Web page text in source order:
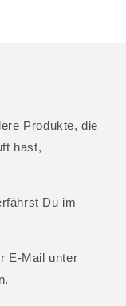
Produkte, die
hast,
Du im
E-Mail unter